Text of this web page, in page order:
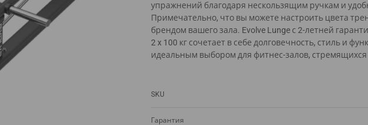
упражнений благодаря нескользящим ручкам и
Примечательно, что вы можете настроить цвета
брендом вашего зала. Evolve Lunge с 2-летней
2 x 100 кг сочетает в себе долговечность, стиль и
идеальным выбором для фитнес-залов, стремящихся
SKU
Гарантия